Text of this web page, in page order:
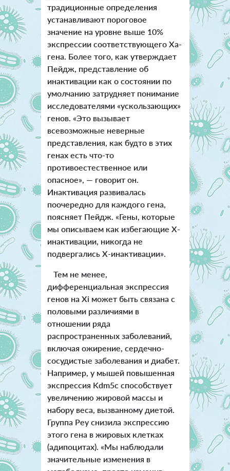
традиционные определения
устанавливают пороговое
значение на уровне выше 10%
экспрессии соответствующего Xa-
гена. Более того, как утверждает
Пейдж, представление об
инактивации как о состоянии по
умолчанию затрудняет понимание
исследователями «ускользающих»
генов. «Это вызывает
всевозможные неверные
представления, как будто в этих
генах есть что-то
противоестественное или
опасное», — говорит он.
Инактивация развивалась
поочередно для каждого гена,
поясняет Пейдж. «Гены, которые
мы описываем как избегающие X-
инактивации, никогда не
подвергались X-инактивации».
Тем не менее,
дифференциальная экспрессия
генов на Xi может быть связана с
половыми различиями в
отношении ряда
распространенных заболеваний,
включая ожирение, сердечно-
сосудистые заболевания и диабет.
Например, у мышей повышенная
экспрессия Kdm5c способствует
увеличению жировой массы и
набору веса, вызванному диетой.
Группа Реу снизила экспрессию
этого гена в жировых клетках
(адипоцитах). «Мы наблюдали
значительные изменения в